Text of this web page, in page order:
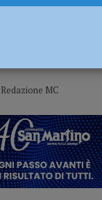
Redazione MC